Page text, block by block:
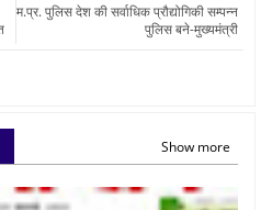
म.प्र. पुलिस देश की सर्वाधिक प्रौद्योगिकी सम्पन्न
पुलिस बने-मुख्यमंत्री
Show more